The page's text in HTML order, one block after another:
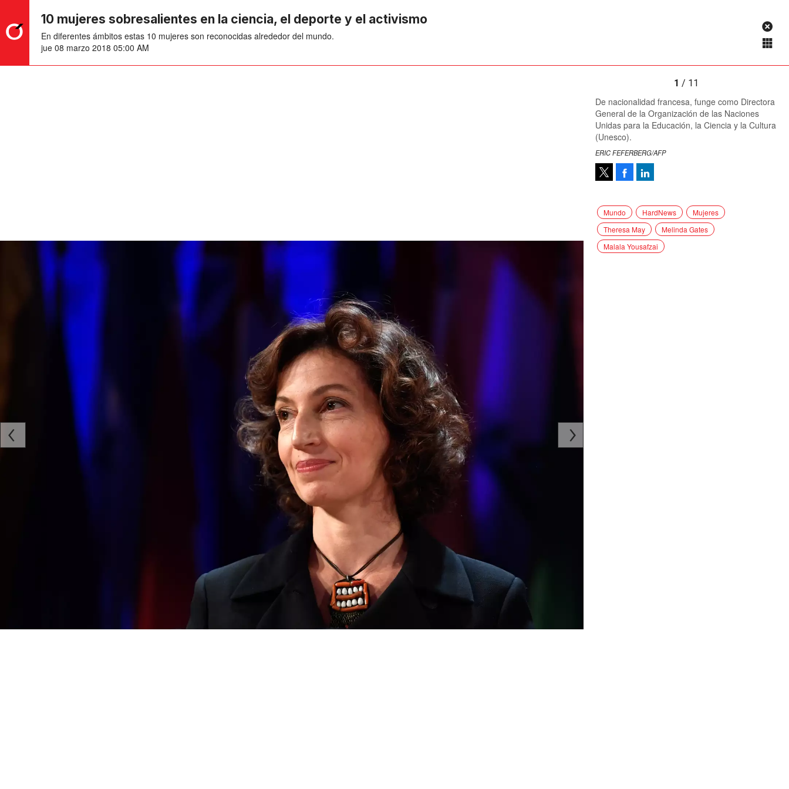
10 mujeres sobresalientes en la ciencia, el deporte y el activismo
En diferentes ámbitos estas 10 mujeres son reconocidas alrededor del mundo.
jue 08 marzo 2018 05:00 AM
Mundo HardNews
Mujeres
Theresa May
Melinda Gates
Malala Yousafzai
1 / 11
De nacionalidad francesa, funge como Directora
General de la Organización de las Naciones
Unidas para la Educación, la Ciencia y la Cultura
(Unesco).
ERIC FEFERBERG/AFP
Facebook